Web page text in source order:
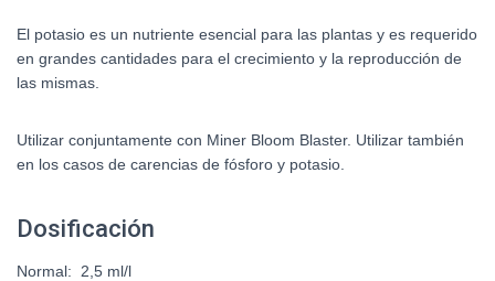
El potasio es un nutriente esencial para las plantas y es requerido
en grandes cantidades para el crecimiento y la reproducción de
las mismas.
Utilizar conjuntamente con Miner Bloom Blaster. Utilizar también
en los casos de carencias de fósforo y potasio.
Dosificación
Normal: 2,5 ml/l